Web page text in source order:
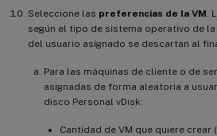
Seleccione las preferencias de la VM .
según el tipo de sistema operativo de
del usuario asignado se descartan al
Para las máquinas de cliente o de
asignadas de forma aleatoria a
disco Personal vDisk:
Cantidad de VM que quiere